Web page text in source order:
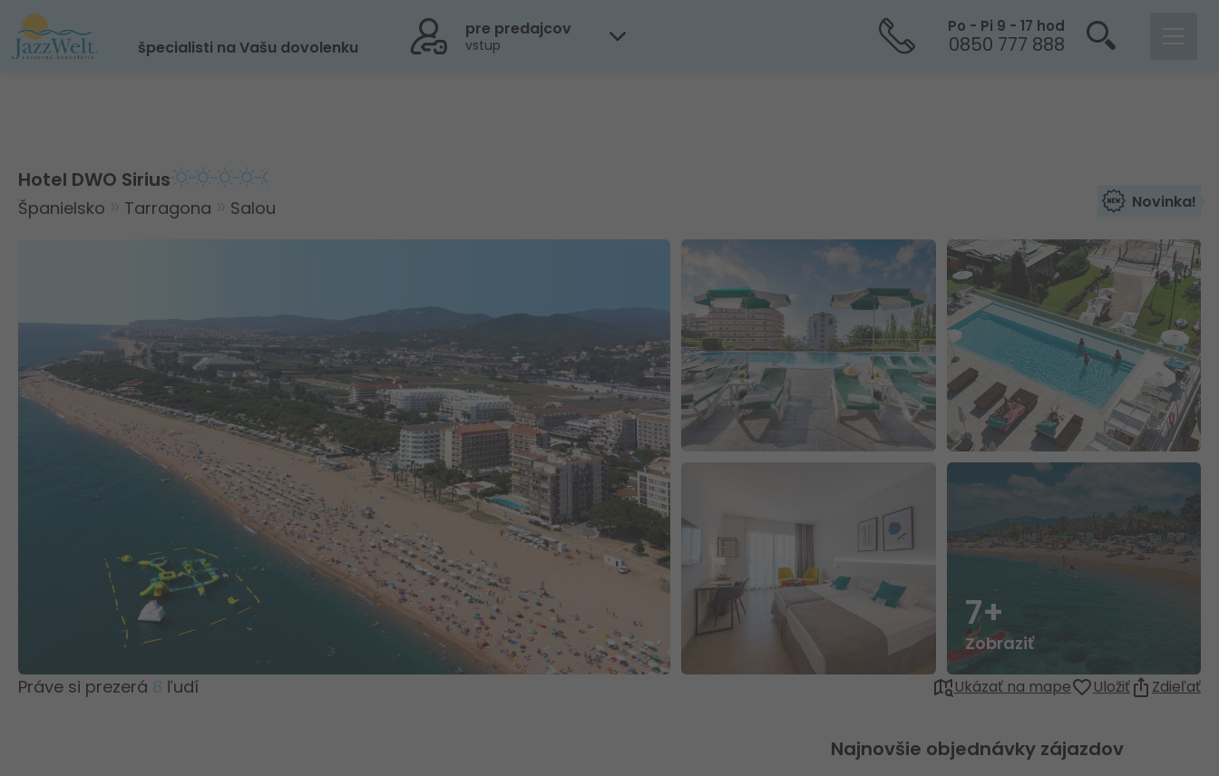
špecialisti na Vašu dovolenku
pre predajcov
vstup
Po - Pi 9 - 17 hod
0850 777 888
Hotel DWO Sirius
Španielsko Tarragona Salou Novinka!
7+
Zobraziť
Práve si prezerá 8 ľudí Ukázať na mape Uložiť Zdieľať
Najnovšie objednávky zájazdov